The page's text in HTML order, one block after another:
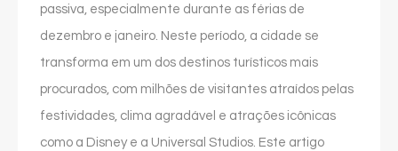
passiva, especialmente durante as férias de
dezembro e janeiro. Neste período, a cidade se
transforma em um dos destinos turísticos mais
procurados, com milhões de visitantes atraídos pelas
festividades, clima agradável e atrações icônicas
como a Disney e a Universal Studios. Este artigo